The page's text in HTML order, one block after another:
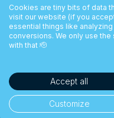
Cookies are tiny bits of data
visit our website (if you
essential things like
conversions. We only use
with that 🫡
Accept all
Customize